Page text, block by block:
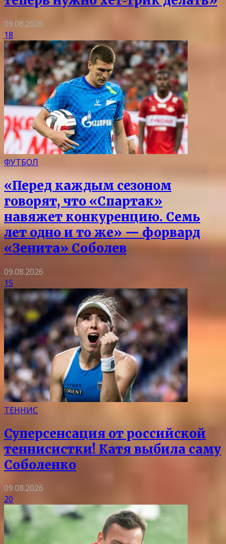
09.08.2026
18
ФУТБОЛ
«Перед каждым сезоном
говорят, что «Спартак»
навяжет конкуренцию. Семь
лет одно и то же» — форвард
«Зенита» Соболев
09.08.2026
15
ТЕННИС
Суперсенсация от российской
теннисистки! Катя выбила саму
Соболенко
09.08.2026
20